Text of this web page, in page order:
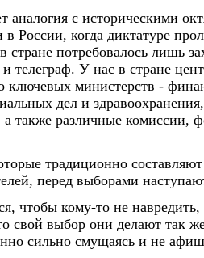
аналогия с историческими
России, когда диктатуре
стране потребовалось лишь
телеграф. У нас в стране
ключевых министерств -
дел и
также различные комиссии,
традиционно
перед выборами
чтобы кому-то не
свой выбор они делают так
сильно смущаясь и не